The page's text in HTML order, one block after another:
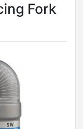
Fork